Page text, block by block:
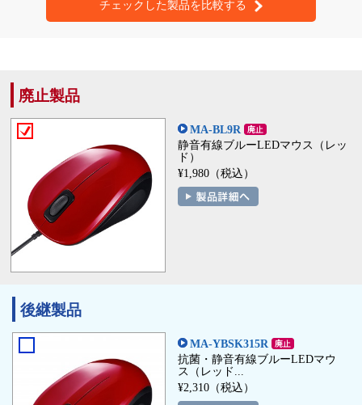
チェックした製品を比較する
廃止製品
MA-BL9R
静音有線ブルーLEDマウス（レッ
ド）
¥1,980（税込）
後継製品
MA-YBSK315R
抗菌・静音有線ブルーLEDマウ
ス（レッド...
¥2,310（税込）